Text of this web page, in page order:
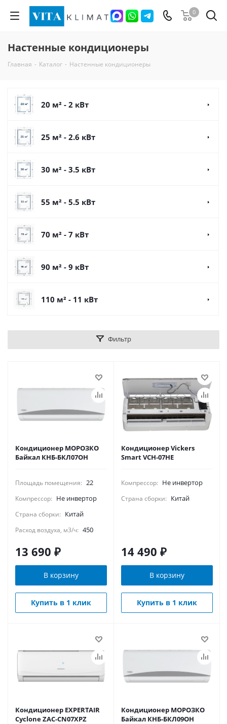
0
Настенные кондиционеры
Главная - Каталог - Настенные кондиционеры
20 м² - 2 кВт
25 м² - 2.6 кВт
30 м² - 3.5 кВт
55 м² - 5.5 кВт
70 м² - 7 кВт
90 м² - 9 кВт
110 м² - 11 кВт
Фильтр
Кондиционер МОРОЗКО
Байкал КНБ-БКЛ07ОН
Площадь помещения: 22
Компрессор: Не инвертор
Страна сборки: Китай
Расход воздуха, м3/ч: 450
13 690 ₽
В корзину
Купить в 1 клик
Кондиционер Vickers
Smart VCH-07HE
Компрессор: Не инвертор
Страна сборки: Китай
14 490 ₽
В корзину
Купить в 1 клик
Кондиционер EXPERTAIR
Cyclone ZAC-CN07XPZ
Кондиционер МОРОЗКО
Байкал КНБ-БКЛ09ОН